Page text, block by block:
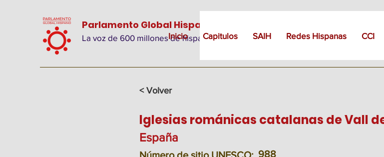
Parlamento Global Hispano
La voz de 600 millones de hispanos
Inicio Capitulos SAIH Redes Hispanas CCI
< Volver
Iglesias románicas catalanas de Vall
España
988